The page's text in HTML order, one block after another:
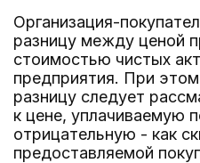
Организация-
разницу между ценой
стоимостью чистых
предприятия. При
разницу следует
к цене, уплачиваемую
отрицательную - как
предоставляемой